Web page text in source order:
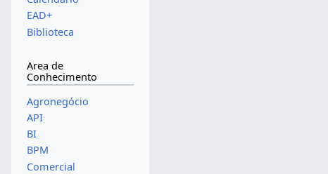
EAD+
Biblioteca
Area de
Conhecimento
Agronegócio
API
BI
BPM
Comercial